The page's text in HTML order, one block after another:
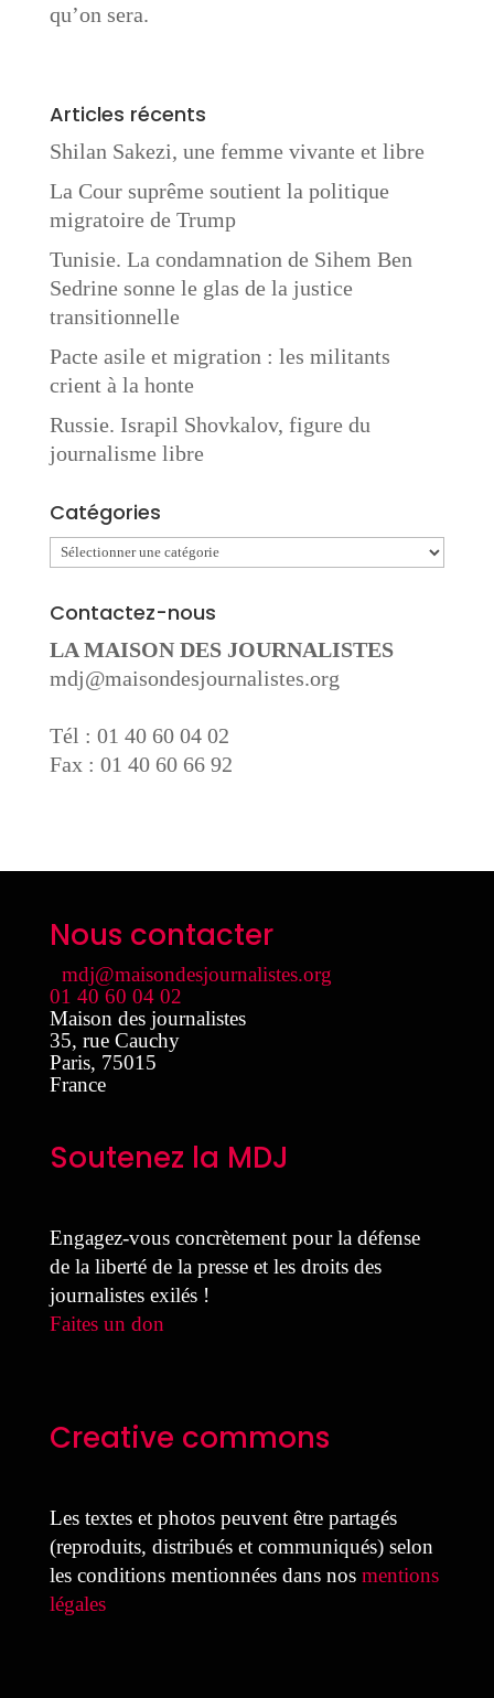
qu’on sera.
Articles récents
Shilan Sakezi, une femme vivante et libre
La Cour suprême soutient la politique
migratoire de Trump
Tunisie. La condamnation de Sihem Ben
Sedrine sonne le glas de la justice
transitionnelle
Pacte asile et migration : les militants
crient à la honte
Russie. Israpil Shovkalov, figure du
journalisme libre
Catégories
Catégories
Contactez-nous
LA MAISON DES JOURNALISTES
mdj@maisondesjournalistes.org
Tél : 01 40 60 04 02
Fax : 01 40 60 66 92
Nous contacter
mdj@maisondesjournalistes.org
01 40 60 04 02
Maison des journalistes
35, rue Cauchy
Paris, 75015
France
Soutenez la MDJ
Engagez-vous concrètement pour la défense
de la liberté de la presse et les droits des
journalistes exilés !
Faites un don
Creative commons
Les textes et photos peuvent être partagés
(reproduits, distribués et communiqués) selon
les conditions mentionnées dans nos mentions
légales